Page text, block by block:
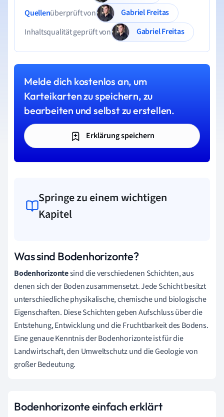
Quellenüberprüft von
Gabriel Freitas
Inhaltsqualität geprüft von
Gabriel Freitas
Melde dich kostenlos an, um
Karteikarten zu speichern, zu
bearbeiten und selbst zu erstellen.
Erklärung speichern
Springe zu einem wichtigen
Kapitel
Was sind Bodenhorizonte?
Bodenhorizontesind die verschiedenen Schichten, aus
denen sich der Boden zusammensetzt. Jede Schicht besitzt
unterschiedliche physikalische, chemische und biologische
Eigenschaften. Diese Schichten geben Aufschluss über die
Entstehung, Entwicklung und die Fruchtbarkeit des Bodens.
Eine genaue Kenntnis der Bodenhorizonte ist für die
Landwirtschaft, den Umweltschutz und die Geologie von
großer Bedeutung.
Bodenhorizonte einfach erklärt